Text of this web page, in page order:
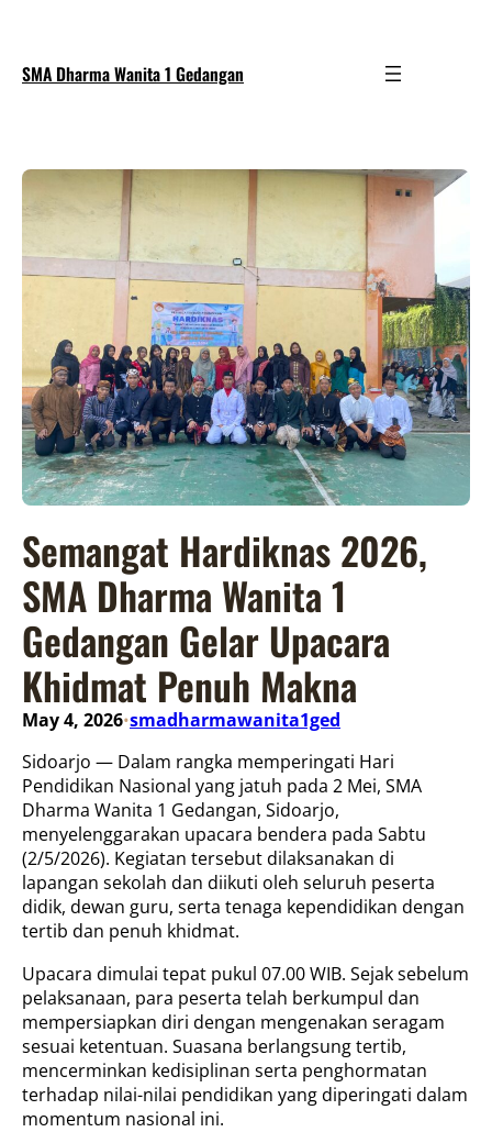
SMA Dharma Wanita 1 Gedangan
Semangat Hardiknas 2026,
SMA Dharma Wanita 1
Gedangan Gelar Upacara
Khidmat Penuh Makna
May 4, 2026•smadharmawanita1ged
Sidoarjo — Dalam rangka memperingati Hari
Pendidikan Nasional yang jatuh pada 2 Mei, SMA
Dharma Wanita 1 Gedangan, Sidoarjo,
menyelenggarakan upacara bendera pada Sabtu
(2/5/2026). Kegiatan tersebut dilaksanakan di
lapangan sekolah dan diikuti oleh seluruh peserta
didik, dewan guru, serta tenaga kependidikan dengan
tertib dan penuh khidmat.
Upacara dimulai tepat pukul 07.00 WIB. Sejak sebelum
pelaksanaan, para peserta telah berkumpul dan
mempersiapkan diri dengan mengenakan seragam
sesuai ketentuan. Suasana berlangsung tertib,
mencerminkan kedisiplinan serta penghormatan
terhadap nilai-nilai pendidikan yang diperingati dalam
momentum nasional ini.